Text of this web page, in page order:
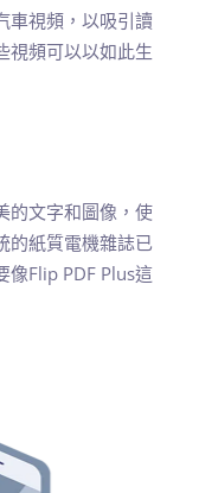
車視頻，以吸引讀
視頻可以以如此生
的文字和圖像，使
的紙質電機雜誌已
像Flip PDF Plus這